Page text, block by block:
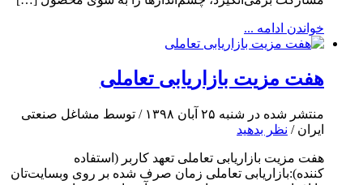
خواندن ادامه ...
هفت مزیت بازاریابی تعاملی
منتشر شده در شنبه ۲۵ آبان ۱۳۹۸ / توسط مشاغل صنعتی
ایران / نظر بدهید
هفت مزیت بازاریابی تعاملی تعهد کاربر (استفاده
کننده):بازاریابی تعاملی زمان صرف شده بر روی وبسایت‌تان